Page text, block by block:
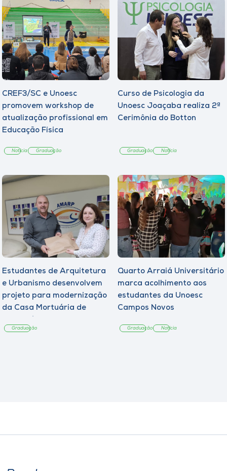
CREF3/SC e Unoesc
promovem workshop de
atualização profissional em
Educação Física
Notícia Graduação
Curso de Psicologia da
Unoesc Joaçaba realiza 2ª
Cerimônia do Botton
Graduação Notícia
Estudantes de Arquitetura
e Urbanismo desenvolvem
projeto para modernização
da Casa Mortuária de
Graduação
Quarto Arraiá Universitário
marca acolhimento aos
estudantes da Unoesc
Campos Novos
Graduação Notícia